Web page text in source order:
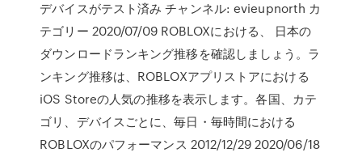
デバイスがテスト済み チャンネル: evieupnorth カ
テゴリー 2020/07/09 ROBLOXにおける、 日本の
ダウンロードランキング推移を確認しましょう。ラ
ンキング推移は、ROBLOXアプリストアにおける
iOS Storeの人気の推移を表示します。各国、カテ
ゴリ、デバイスごとに、毎日・毎時間における
ROBLOXのパフォーマンス 2012/12/29 2020/06/18